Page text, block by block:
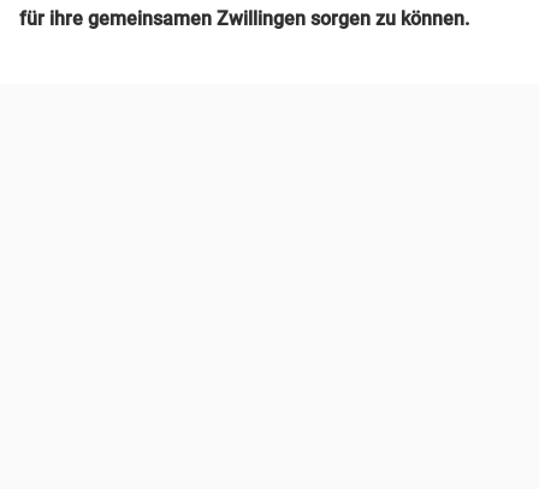
für ihre gemeinsamen Zwillingen sorgen zu können.